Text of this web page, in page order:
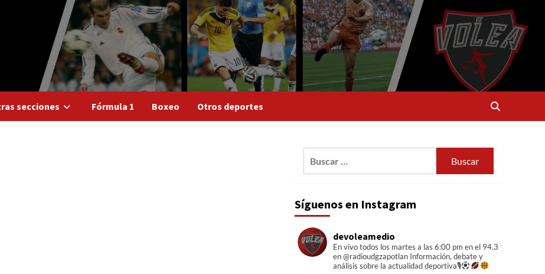
secciones Fórmula 1 Boxeo Otros deportes
Síguenos en Instagram
devoleamedio
En vivo todos los martes a las 6:00 pm en el 94.3
en @radioudgzapotlanInformación, debate y
análisis sobre la actualidad deportiva🎙